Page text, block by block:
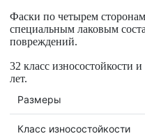
Фаски по четырем
специальным лаковым
повреждений.
32 класс износостойкости
лет.
Размеры
Класс износостойкости